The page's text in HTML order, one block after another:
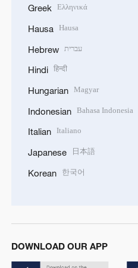
Greek Ελληνικά
Hausa Hausa
Hebrew עברית
Hindi हिन्दी
Hungarian Magyar
Indonesian Bahasa Indonesia
Italian Italiano
Japanese 日本語
Korean 한국어
DOWNLOAD OUR APP